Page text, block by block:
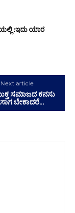
:ಇದು ಯಾರ
Next article
ಸಮಾಜದ ಕನಸು
ಬೇಕಾದರೆ…